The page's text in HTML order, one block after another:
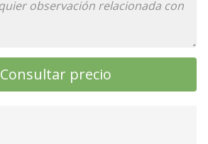
Consultar precio